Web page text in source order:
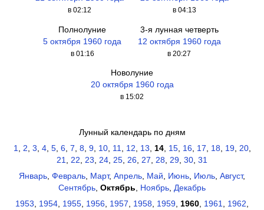
в 02:12 в 04:13
Полнолуние
5 октября 1960 года
в 01:16
3-я лунная четверть
12 октября 1960 года
в 20:27
Новолуние
20 октября 1960 года
в 15:02
Лунный календарь по дням
1
2 3 4, 5, 6, 7 8 9, 10, 11 12 13 14, 15, 16, 17 18 19, 20,
21
22 23 24 25 26 27 28 29 30 31
Январь Февраль Март, Апрель Май Июнь Июль Август,
Сентябрь Октябрь Ноябрь Декабрь
1953
1954 1955 1956 1957 1958 1959 1960 1961 1962